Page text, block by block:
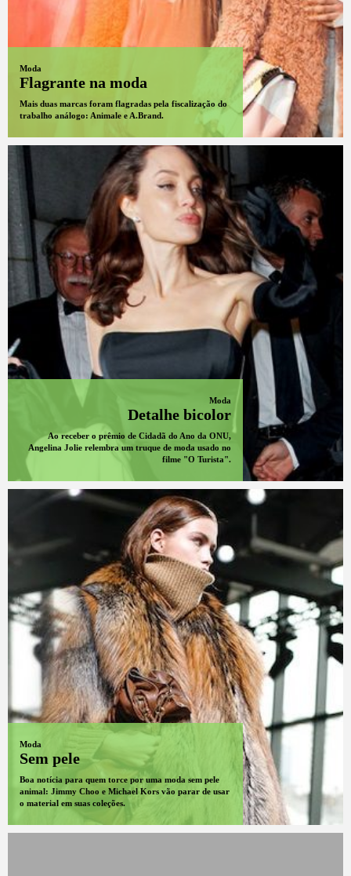
Moda
Flagrante na moda
Mais duas marcas foram flagradas pela fiscalização do
trabalho análogo: Animale e A.Brand.
Moda
Detalhe bicolor
Ao receber o prêmio de Cidadã do Ano da ONU,
Angelina Jolie relembra um truque de moda usado no
filme "O Turista".
Moda
Sem pele
Boa notícia para quem torce por uma moda sem pele
animal: Jimmy Choo e Michael Kors vão parar de usar
o material em suas coleções.